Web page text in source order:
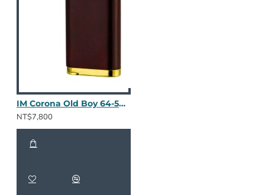
IM Corona Old Boy 64-5012
NT$7,800